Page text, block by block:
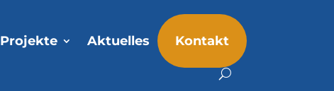
Projekte Aktuelles Kontakt